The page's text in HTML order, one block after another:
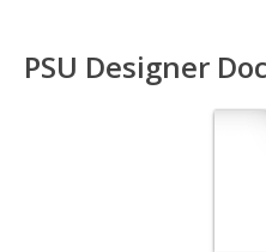
PSU Designer